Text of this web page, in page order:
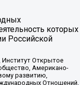
которых
Российской
Открытое
Американо-
развитию,
Отношений,